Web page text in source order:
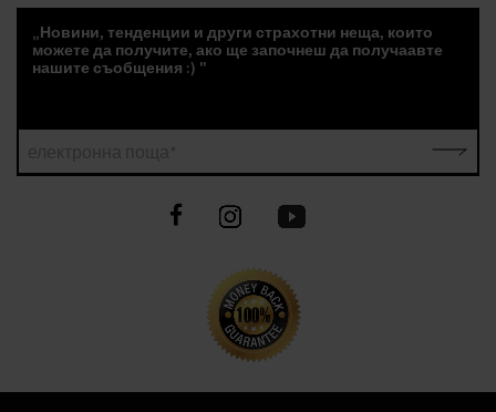
„Новини, тенденции и други страхотни неща, които
можете да получите, ако ще започнеш да получаавте
нашите съобщения :) "